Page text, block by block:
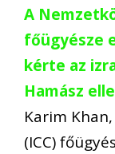
A
főügyésze
kérte az
Hamász
Karim
(ICC)